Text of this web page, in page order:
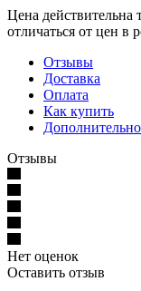
Цена действительна
отличаться от цен в
Отзывы
Доставка
Оплата
Как купить
Дополнительно
Отзывы
Нет оценок
Оставить отзыв